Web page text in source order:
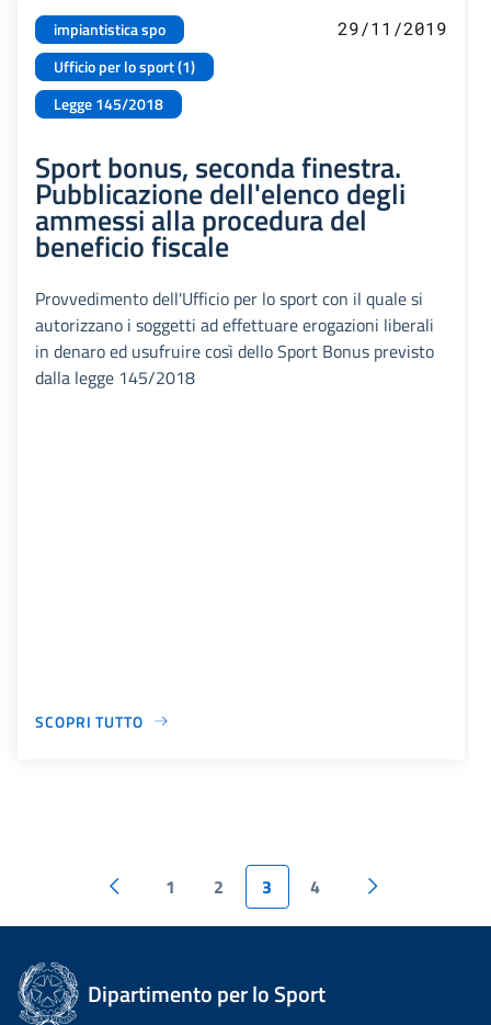
impiantistica spo
Ufficio per lo sport (1)
Legge 145/2018
29/11/2019
Sport bonus, seconda finestra.
Pubblicazione dell'elenco degli
ammessi alla procedura del
beneficio fiscale
Provvedimento dell'Ufficio per lo sport con il quale si
autorizzano i soggetti ad effettuare erogazioni liberali
in denaro ed usufruire così dello Sport Bonus previsto
dalla legge 145/2018
SCOPRI TUTTO
1 2 3 4
Dipartimento per lo Sport